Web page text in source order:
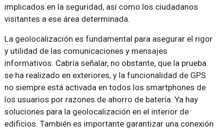
implicados en la seguridad, así como los ciudadanos
visitantes a ese área determinada.
La geolocalización es fundamental para asegurar el rigor
y utilidad de las comunicaciones y mensajes
informativos. Cabría señalar, no obstante, que la prueba
se ha realizado en exteriores, y la funcionalidad de GPS
no siempre está activada en todos los smartphones de
los usuarios por razones de ahorro de batería. Ya hay
soluciones para la geolocalización en el interior de
edificios. También es importante garantizar una conexión